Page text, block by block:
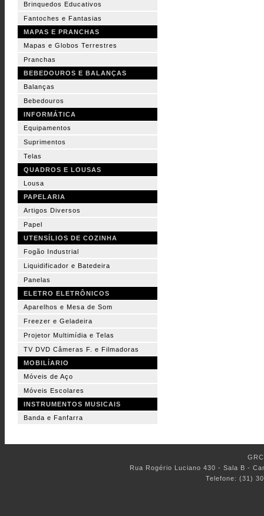
Brinquedos Educativos
Fantoches e Fantasias
MAPAS E PRANCHAS
Mapas e Globos Terrestres
Pranchas
BEBEDOUROS E BALANÇAS
Balanças
Bebedouros
INFORMÁTICA
Equipamentos
Suprimentos
Telas
QUADROS E LOUSAS
Lousa
PAPELARIA
Artigos Diversos
Papel
UTENSÍLIOS DE COZINHA
Fogão Industrial
Liquidificador e Batedeira
Panelas
ELETRO ELETRÔNICOS
Aparelhos e Mesa de Som
Freezer e Geladeira
Projetor Multimídia e Telas
TV DVD Câmeras F. e Filmadoras
MOBILÍARIO
Móveis de Aço
Móveis Escolares
INSTRUMENTOS MUSICAIS
Banda e Fanfarra
Rua Rogério Luciano 430 - Sala B -
Telefone: (31)